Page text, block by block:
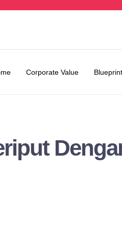
Corporate Value Blueprint